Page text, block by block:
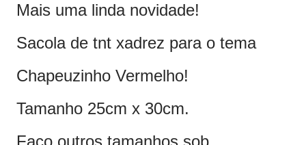
Mais uma linda novidade!
Sacola de tnt xadrez para o tema
Chapeuzinho Vermelho!
Tamanho 25cm x 30cm.
Faço outros tamanhos sob